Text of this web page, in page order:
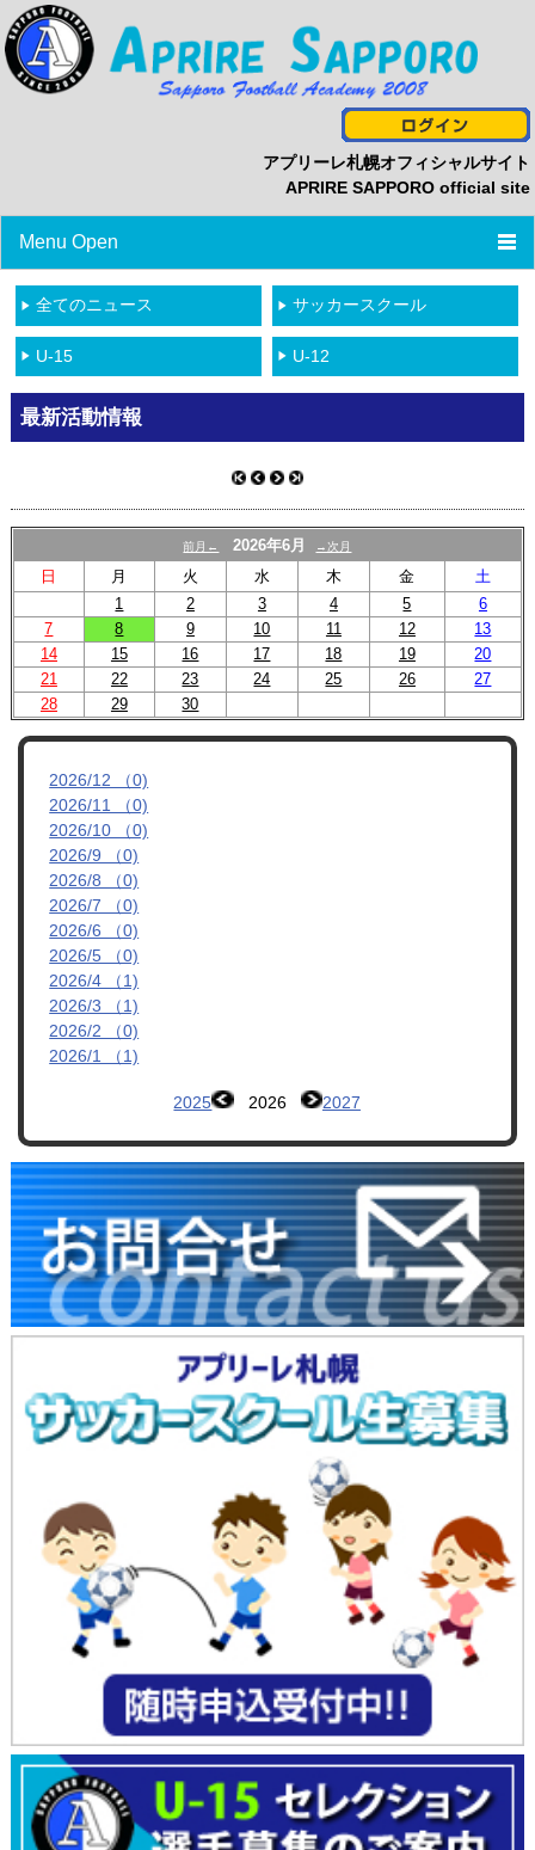
アプリーレ札幌オフィシャルサイト
APRIRE SAPPORO official site
Menu Open
TOP
ニュース
プロフィール
スタッフ/選手一覧
U-12
U-15
試合結果
全てのニュース サッカースクール
U-15 U-12
最新活動情報
前月← 2026年6月 →次月
日 月 火 水 木 金
土
1
2 3 4 5
6
7
8 9 10 11 12
13
14
15 16 17 18 19
20
21
22 23 24 25 26
27
28
29 30
2026/12 （0)
2026/11 （0)
2026/10 （0)
2026/9 （0)
2026/8 （0)
2026/7 （0)
2026/6 （0)
2026/5 （0)
2026/4 （1)
2026/3 （1)
2026/2 （0)
2026/1 （1)
2025 2026 2027